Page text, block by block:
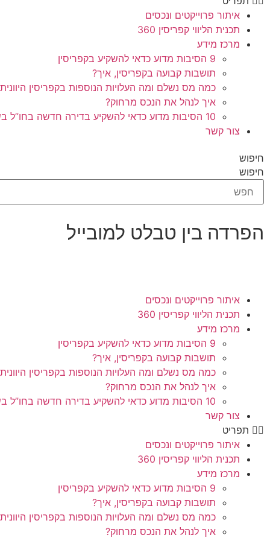
איתור פרוייקטים ונכסים
תכנית הליווי קפריסין 360
מרכז מידע
9 הסיבות מדוע כדאי להשקיע בקפריסין
תושבות קבועה בקפריסין, איך?
כמה מס נשלם ומה העלויות הנוספות בקפריסין
איך לנהל את הנכס מרחוק?
10 הסיבות מדוע כדאי להשקיע בדירה חדשה בחו”ל בשלב הפריסייל
צור קשר
חיפוש
חיפוש
הפרדה בין טבלט למובייל
איתור פרוייקטים ונכסים
תכנית הליווי קפריסין 360
מרכז מידע
9 הסיבות מדוע כדאי להשקיע בקפריסין
תושבות קבועה בקפריסין, איך?
כמה מס נשלם ומה העלויות הנוספות בקפריסין
איך לנהל את הנכס מרחוק?
10 הסיבות מדוע כדאי להשקיע בדירה חדשה בחו”ל בשלב הפריסייל
צור קשר
תפריט
איתור פרוייקטים ונכסים
תכנית הליווי קפריסין 360
מרכז מידע
9 הסיבות מדוע כדאי להשקיע בקפריסין
תושבות קבועה בקפריסין, איך?
כמה מס נשלם ומה העלויות הנוספות בקפריסין
איך לנהל את הנכס מרחוק?